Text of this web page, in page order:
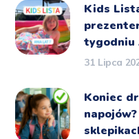
Kids
tygodniu
31 Lipca
Koniec